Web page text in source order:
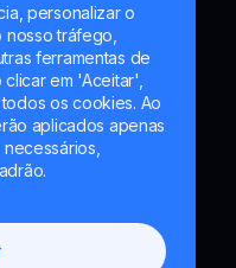
personalizar o
nosso tráfego,
ferramentas de
clicar em 'Aceitar',
os cookies. Ao
aplicados apenas